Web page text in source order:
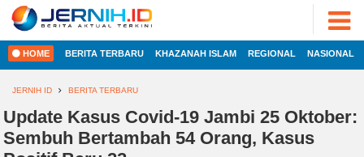
HOME
ADVERTORIAL
FOTO
VIDEO
PESONA
JAMBI
PESONA
INDONESIA
2022
JERNIH.ID
•
Developed
HOME BERITA TERBARU KHAZANAH ISLAM REGIONAL NASIONAL
JERNIH ID BERITA TERBARU
Update Kasus Covid-19 Jambi 25 Oktober:
Sembuh Bertambah 54 Orang, Kasus